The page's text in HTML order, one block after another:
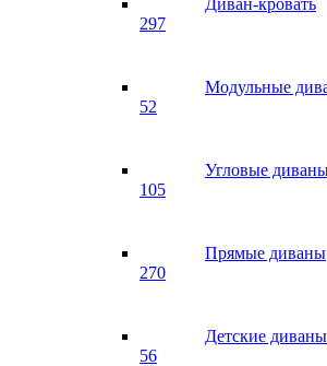
Диван-кровать
297
Модульные
52
Угловые
105
Прямые диваны
270
Детские диваны
56